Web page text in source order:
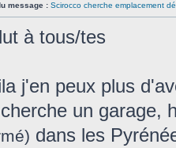
message : Scirocco cherche emplacement
à tous/tes
j'en peux plus
un garage,
dans les